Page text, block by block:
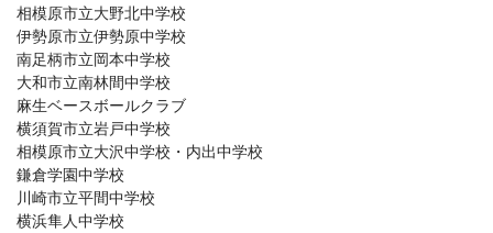
相模原市立大野北中学校
伊勢原市立伊勢原中学校
南足柄市立岡本中学校
大和市立南林間中学校
麻生ベースボールクラブ
横須賀市立岩戸中学校
相模原市立大沢中学校・内出中学校
鎌倉学園中学校
川崎市立平間中学校
横浜隼人中学校